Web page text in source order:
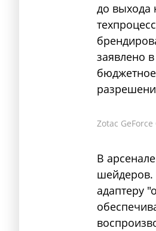
до выхода
заявлено
Zotac GeForce
В
шейдеров.
адаптеру